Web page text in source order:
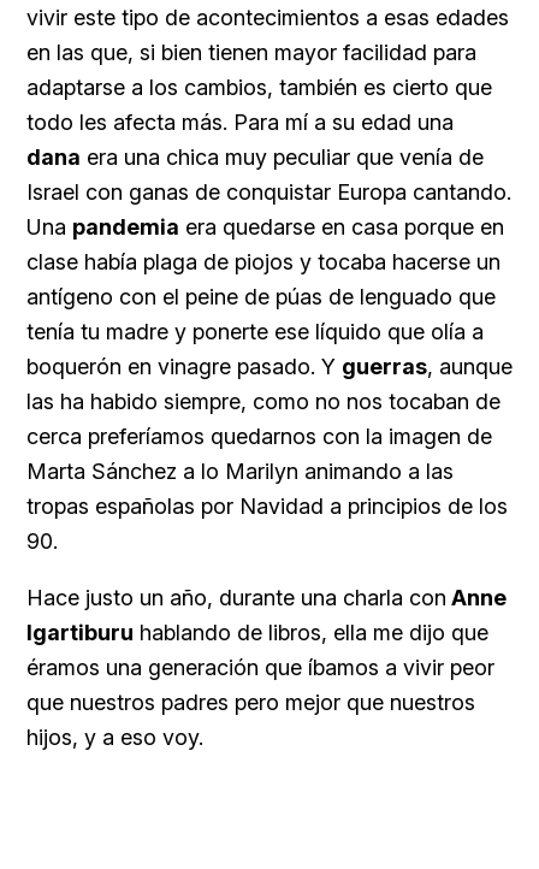
vivir este tipo de acontecimientos a esas edades
en las que, si bien tienen mayor facilidad para
adaptarse a los cambios, también es cierto que
todo les afecta más. Para mí a su edad una
dana era una chica muy peculiar que venía de
Israel con ganas de conquistar Europa cantando.
Una pandemia era quedarse en casa porque en
clase había plaga de piojos y tocaba hacerse un
antígeno con el peine de púas de lenguado que
tenía tu madre y ponerte ese líquido que olía a
boquerón en vinagre pasado. Y guerras, aunque
las ha habido siempre, como no nos tocaban de
cerca preferíamos quedarnos con la imagen de
Marta Sánchez a lo Marilyn animando a las
tropas españolas por Navidad a principios de los
90.
Hace justo un año, durante una charla con Anne
Igartiburu hablando de libros, ella me dijo que
éramos una generación que íbamos a vivir peor
que nuestros padres pero mejor que nuestros
hijos, y a eso voy.